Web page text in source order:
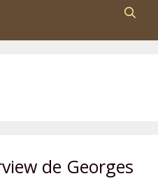
de Georges